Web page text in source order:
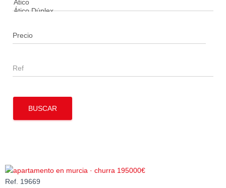
BUSCAR
Ref. 19669